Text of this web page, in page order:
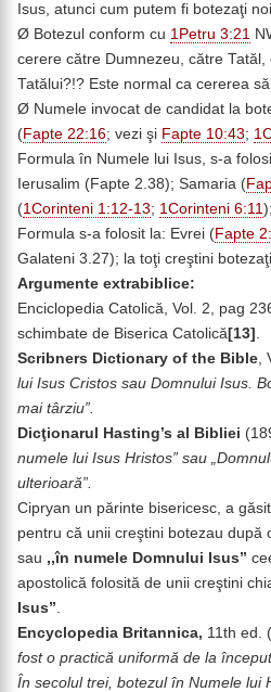
Isus, atunci cum putem fi botezaţi
Ø Botezul conform cu 1Petru 3:21
cerere către Dumnezeu, către
Tatălui?!? Este normal ca cererea
Ø Numele invocat de candidat la
(Fapte 22:16; vezi şi Fapte 10:43;
Formula în Numele lui Isus, s-a
Ierusalim (Fapte 2.38); Samaria (
(1Corinteni 1:12-13; 1Corinteni 6:11
Formula s-a folosit la: Evrei (Fapte
Galateni 3.27); la toţi creştini
Argumente extrabiblice:
Enciclopedia Catolică, Vol. 2, pag
schimbate de Biserica Catolică[13] .
Scribners Dictionary of the Bible,
lui Isus Cristos sau Domnului Isus.
mai târziu”.
Dicţionarul Hasting’s al Bibliei
numele lui Isus Hristos” sau
ulterioară”.
Cipryan un părinte bisericesc, a
pentru că unii creştini botezau
sau ,,în numele Domnului Isus”
apostolică folosită de unii creştini
Isus”.
Encyclopedia Britannica, 11th ed.
fost o practică uniformă de la
În secolul trei, botezul în Numele lui